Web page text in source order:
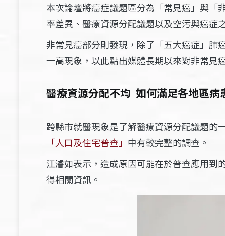
本次論壇將癌症議題區分為「常見癌」與「
率差異、醫療資源分配議題以及空污與癌症
非常見癌部分則發現，除了「五大癌症」肺
一高現象，以此點出媒體長期以來對非常見
醫療資源分配不均 如何滿足各地區病
跨縣市就醫現象是了解醫療資源分配議題的
「人口及住宅普查」 中有較完整的調查。
江濬如表示，造成原因可能在於普查應用到
得相關資訊。